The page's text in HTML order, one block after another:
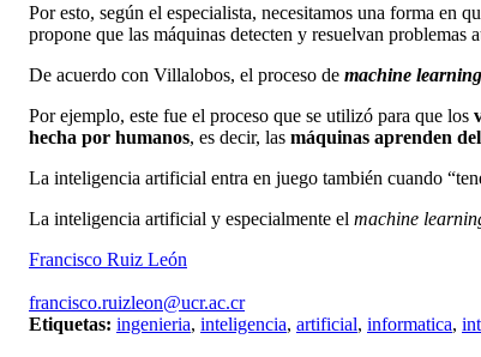
Por esto, según el especialista, necesitamos una forma en
propone que las máquinas detecten y resuelvan problemas
De acuerdo con Villalobos, el proceso de machine learning
Por ejemplo, este fue el proceso que se utilizó para que los
hecha por humanos, es decir, las máquinas aprenden
La inteligencia artificial entra en juego también cuando
La inteligencia artificial y especialmente el machine
Francisco Ruiz León
francisco.ruizleon@ucr.ac.cr
Etiquetas: ingenieria, inteligencia, artificial, informatica,